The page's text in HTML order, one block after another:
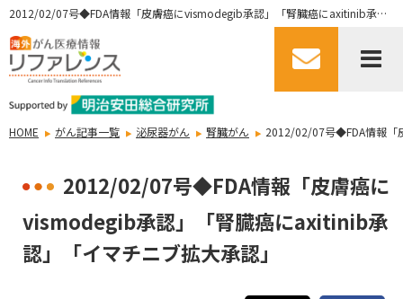
2012/02/07号◆FDA情報「皮膚癌にvismodegib承認」「腎臓癌にaxitinib承認」「イマチニブ拡大承認」
HOME がん記事一覧 泌尿器がん 腎臓がん 2012/02/07号◆FDA情報「
2012/02/07号◆FDA情報「皮膚癌に
vismodegib承認」「腎臓癌にaxitinib承
認」「イマチニブ拡大承認」